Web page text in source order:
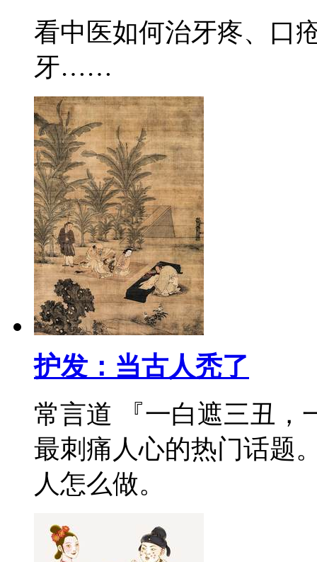
看中医如何治牙疼、口
牙……
护发：当古人秃了
常言道 『一白遮三丑，
最刺痛人心的热门话题
人怎么做。